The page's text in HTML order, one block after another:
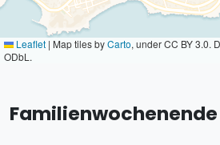
Leaflet | Map tiles byCarto, under CC BY 3.0.
ODbL.
Familienwochenende